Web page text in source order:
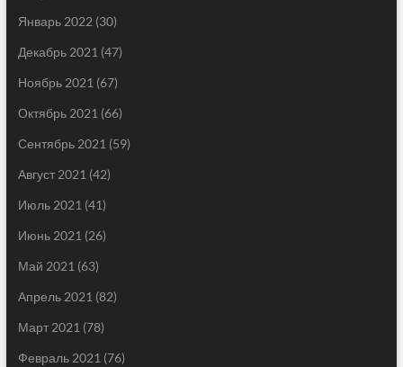
Январь 2022 (30)
Декабрь 2021 (47)
Ноябрь 2021 (67)
Октябрь 2021 (66)
Сентябрь 2021 (59)
Август 2021 (42)
Июль 2021 (41)
Июнь 2021 (26)
Май 2021 (63)
Апрель 2021 (82)
Март 2021 (78)
Февраль 2021 (76)